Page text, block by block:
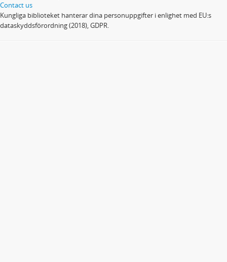
Contact us
Kungliga biblioteket hanterar dina personuppgifter i enlighet med EU:s
dataskyddsförordning (2018), GDPR.